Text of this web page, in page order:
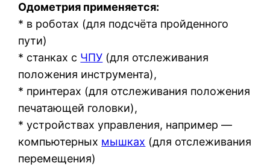
Одометрия применяется:
* в роботах (для подсчёта пройденного
пути)
* станках с ЧПУ (для отслеживания
положения инструмента),
* принтерах (для отслеживания положения
печатающей головки),
* устройствах управления, например —
компьютерных мышках (для отслеживания
перемещения)